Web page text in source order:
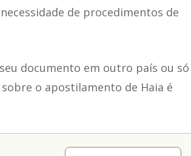
de procedimentos de
documento em outro país ou só
o apostilamento de Haia é